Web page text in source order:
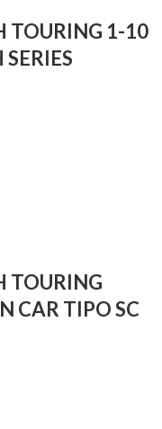
TOURING 1-10
TOURING
CAR TIPO SC